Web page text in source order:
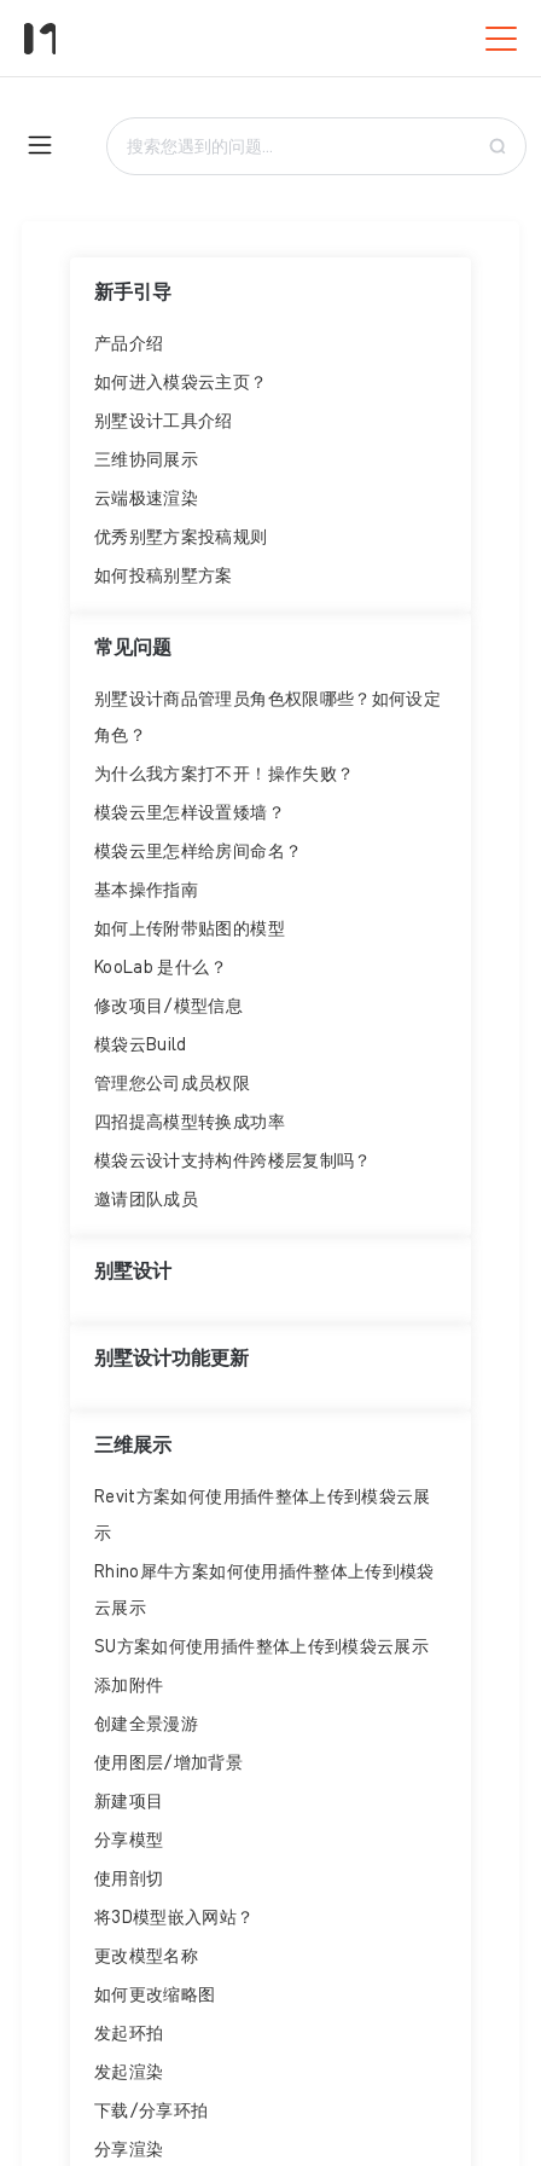
新手引导
产品介绍
如何进入模袋云主页？
别墅设计工具介绍
三维协同展示
云端极速渲染
优秀别墅方案投稿规则
如何投稿别墅方案
常见问题
别墅设计商品管理员角色权限哪些？如何设定
角色？
为什么我方案打不开！操作失败？
模袋云里怎样设置矮墙？
模袋云里怎样给房间命名？
基本操作指南
如何上传附带贴图的模型
KooLab 是什么？
修改项目/模型信息
模袋云Build
管理您公司成员权限
四招提高模型转换成功率
模袋云设计支持构件跨楼层复制吗？
邀请团队成员
别墅设计
别墅设计功能更新
三维展示
Revit方案如何使用插件整体上传到模袋云展
示
Rhino犀牛方案如何使用插件整体上传到模袋
云展示
SU方案如何使用插件整体上传到模袋云展示
添加附件
创建全景漫游
使用图层/增加背景
新建项目
分享模型
使用剖切
将3D模型嵌入网站？
更改模型名称
如何更改缩略图
发起环拍
发起渲染
下载/分享环拍
分享渲染